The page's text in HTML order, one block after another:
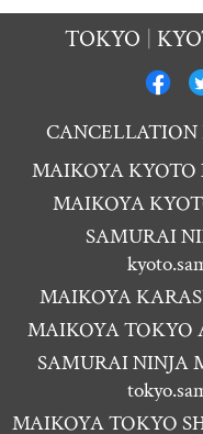
TOKYO
CANCELLATION
MAIKOYA KYOTO
MAIKOYA
SAMURAI
MAIKOYA
MAIKOYA TOKYO
SAMURAI NINJA
MAIKOYA TOKYO